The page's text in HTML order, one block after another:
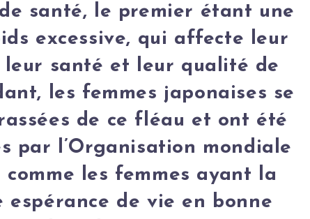
santé, le premier étant une
excessive, qui affecte leur
leur santé et leur qualité de
les femmes japonaises se
de ce fléau et ont été
par l’Organisation mondiale
les femmes ayant la
espérance de vie en bonne